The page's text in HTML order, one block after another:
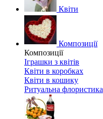
Квіти
Композиції
Композиції
Іграшки з квітів
Квіти в коробках
Квіти в кошику
Ритуальна флористика